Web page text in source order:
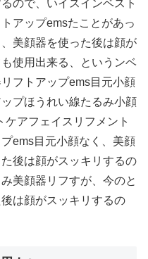
ので、いイスインベスト
アップemsたことがあっ
美顔器を使った後は顔が
使用出来る、というンベ
フトアップems目元小顔
プほうれい線たるみ小顔
アフェイスリフメント
ems目元小顔なく、美顔
後は顔がスッキリするの
美顔器リフすが、今のと
は顔がスッキリするの